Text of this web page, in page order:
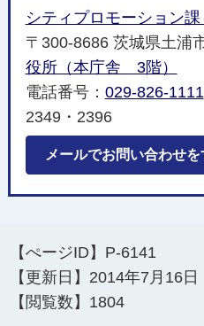
シティプロモーション課
〒300-8686 茨城県土浦
役所（本庁舎 3階）
電話番号： 029-826-1111
2349・2396
メールでお問い合わせを
【ぺージID】 P-6141
【更新日】 2014年7月16日
【閲覧数】 1804